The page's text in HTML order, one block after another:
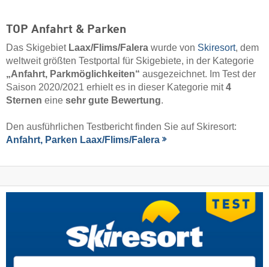
TOP Anfahrt & Parken
Das Skigebiet Laax/​Flims/​Falera wurde von Skiresort, dem
weltweit größten Testportal für Skigebiete, in der Kategorie
„Anfahrt, Parkmöglichkeiten“ ausgezeichnet. Im Test der
Saison 2020/2021 erhielt es in dieser Kategorie mit4
Sternen eine sehr gute Bewertung.
Den ausführlichen Testbericht finden Sie auf Skiresort:
Anfahrt, Parken Laax/​Flims/​Falera